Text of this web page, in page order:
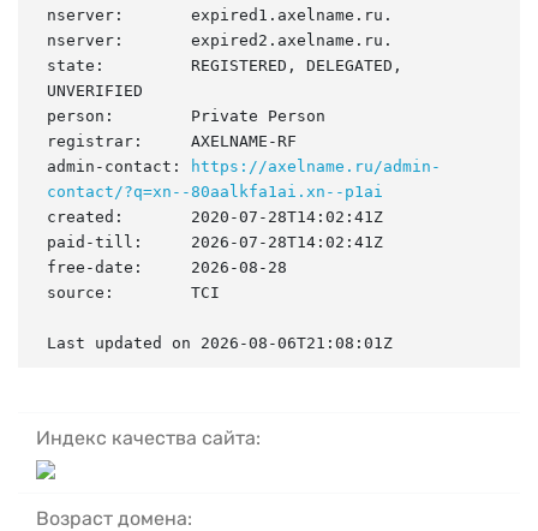
nserver:       expired1.axelname.ru.
nserver:       expired2.axelname.ru.
state:         REGISTERED, DELEGATED,
UNVERIFIED
person:        Private Person
registrar:     AXELNAME-RF
admin-contact:
https://axelname.ru/admin-
contact/?q=xn--80aalkfa1ai.xn--p1ai
created:       2020-07-28T14:02:41Z
paid-till:     2026-07-28T14:02:41Z
free-date:     2026-08-28
source:        TCI
Last updated on 2026-08-06T21:08:01Z
Индекс качества сайта:
Возраст домена: